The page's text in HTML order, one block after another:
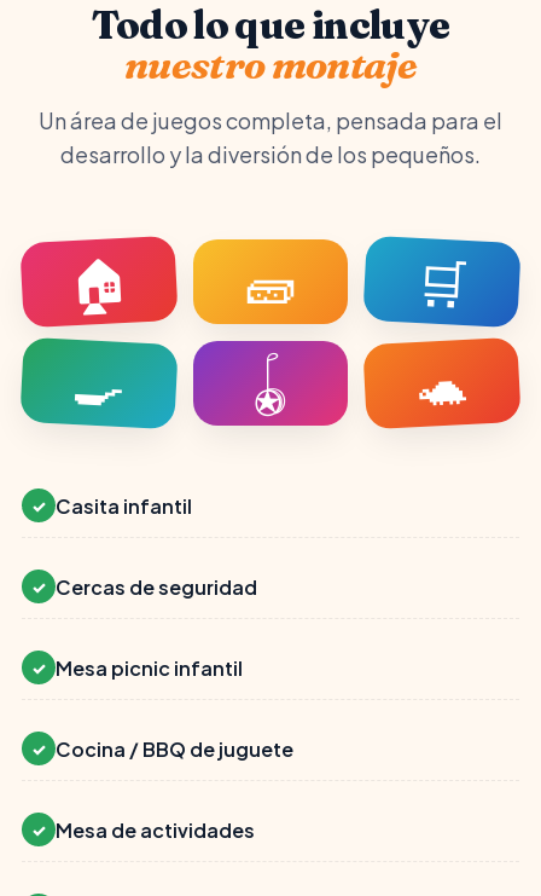
Todo lo que incluye
nuestro montaje
Un área de juegos completa, pensada para el
desarrollo y la diversión de los pequeños.
🏠 🧱
🛒
🍳
🪀 🐢
✓ Casita infantil
✓ Cercas de seguridad
✓ Mesa picnic infantil
✓ Cocina / BBQ de juguete
✓ Mesa de actividades